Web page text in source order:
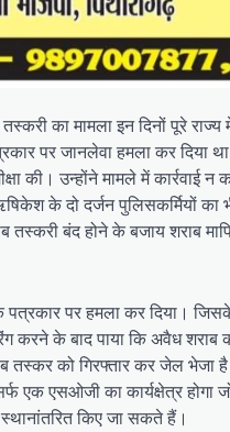
का मामला इन दिनों पूरे
पर जानलेवा हमला कर दिया
की। उन्होंने मामले में
के दो दर्जन पुलिसकर्मियों
बंद होने के बजाय शराब
पत्रकार पर हमला कर दिया।
करने के बाद पाया कि अवैध
तस्कर को गिरफ्तार कर जेल भेजा
एसओजी का कार्यक्षेत्र होगा
किए जा सकते हैं।